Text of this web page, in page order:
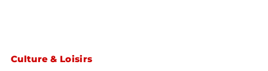
Culture & Loisirs